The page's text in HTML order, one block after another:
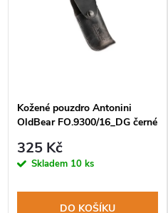
Kožené pouzdro Antonini
OldBear FO.9300/16_DG černé
325 Kč
Skladem 10 ks
DO KOŠÍKU